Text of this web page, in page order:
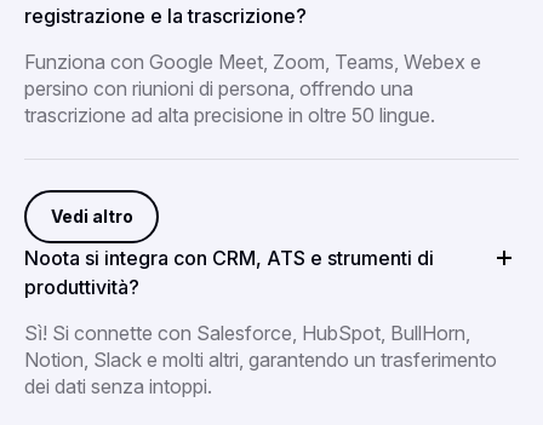
registrazione e la trascrizione?
Funziona con Google Meet, Zoom, Teams, Webex e
persino con riunioni di persona, offrendo una
trascrizione ad alta precisione in oltre 50 lingue.
Vedi altro
Noota si integra con CRM, ATS e strumenti di
produttività?
Sì! Si connette con Salesforce, HubSpot, BullHorn,
Notion, Slack e molti altri, garantendo un trasferimento
dei dati senza intoppi.